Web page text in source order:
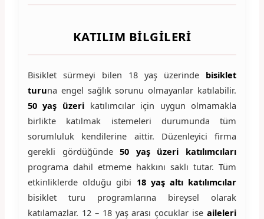
KATILIM BILGILERI
Bisiklet sürmeyi bilen 18 yaş üzerinde bisiklet
turuna engel sağlık sorunu olmayanlar katılabilir.
50 yaş üzerikatılımcılar için uygun olmamakla
birlikte katılmak istemeleri durumunda tüm
sorumluluk kendilerine aittir. Düzenleyici firma
gerekli gördüğünde50 yaş üzeri katılımcıları
programa dahil etmeme hakkını saklı tutar. Tüm
etkinliklerde olduğu gibi 18 yaş altı katılımcılar
bisiklet turu programlarına bireysel olarak
katılamazlar. 12 – 18 yaş arası çocuklar ise aileleri